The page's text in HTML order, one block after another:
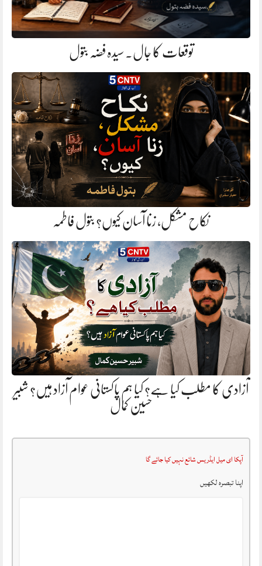
توقعات کا جال. سیدہ فضہ بتول
نکاح مشکل، زنا آسان کیوں؟ بتول فاطمہ
آزادی کا مطلب کیا ہے؟ کیا ہم پاکستانی عوام آزاد ہیں؟ شبیر
حسین کمال
آپکا ای میل ایڈریس شائع نہیں کیا جائے گا
اپنا تبصرہ لکھیں